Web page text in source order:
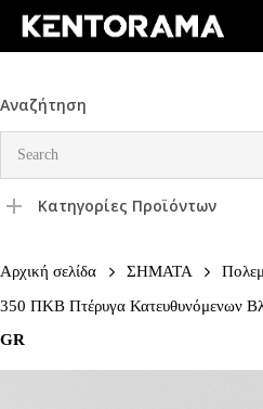
Skip
content
Αναζήτηση
Κατηγορίες Προϊόντων
Αρχική σελίδα ΣΗΜΑΤΑ
350 ΠΚΒ Πτέρυγα Κατευθυνόμενων
GR